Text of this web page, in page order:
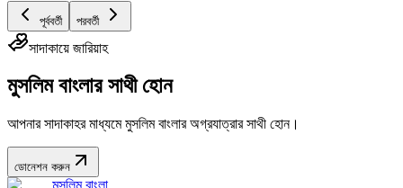
পূর্ববর্তী পরবর্তী
সাদাকায়ে জারিয়াহ
মুসলিম বাংলার সাথী হোন
আপনার সাদাকাহর মাধ্যমে মুসলিম বাংলার অগ্রযাত্রার সাথী হোন।
ডোনেশন করুন